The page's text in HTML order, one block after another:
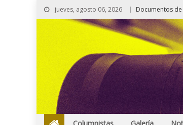
jueves, agosto 06, 2026 Documentos de